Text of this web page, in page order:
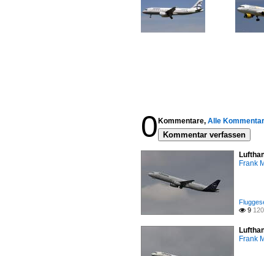
0 Kommentare, Alle
Kommentar verfassen
Frank
 9
Frank